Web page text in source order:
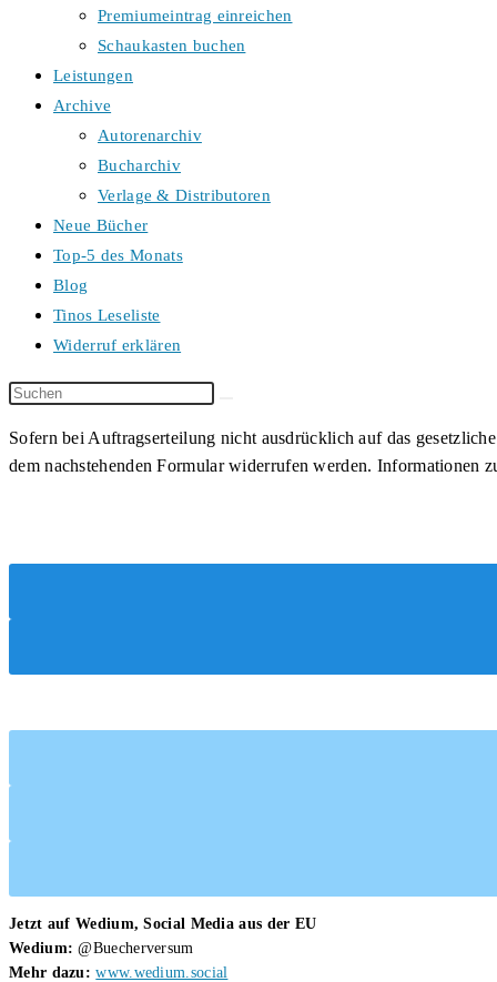
Premiumeintrag einreichen
Schaukasten buchen
Leistungen
Archive
Autorenarchiv
Bucharchiv
Verlage & Distributoren
Neue Bücher
Top-5 des Monats
Blog
Tinos Leseliste
Widerruf erklären
Diese
durchsuchen
Sofern bei Auftragserteilung nicht ausdrücklich auf das
dem nachstehenden Formular widerrufen werden. Informationen
Jetzt auf Wedium, Social Media aus der EU
Wedium: @Buecherversum
Mehr dazu: www.wedium.social